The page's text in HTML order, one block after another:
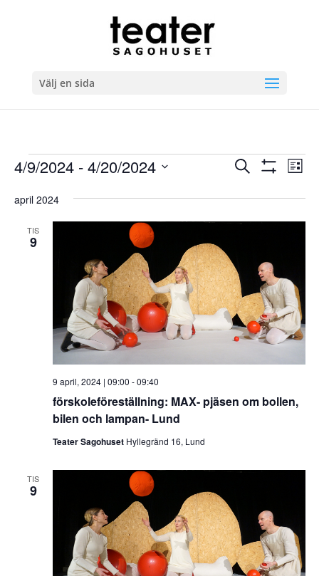
Välj en sida
Evenemang
and
Views
Sök Lista
4/9/2024 - 4/20/2024
datum.
april 2024
TIS
9
förskoleföreställning: MAX- pjäsen om bollen,
bilen och lampan- Lund
9 april, 2024 | 09:00 -09:40
Teater Sagohuset Hyllegränd 16, Lund
TIS
9